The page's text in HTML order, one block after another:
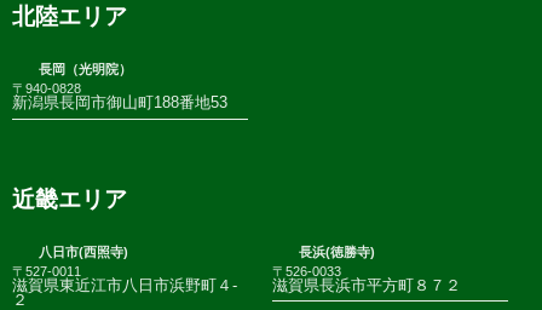
北陸エリア
長岡（光明院）
〒940-0828
新潟県長岡市御山町188番地53
近畿エリア
八日市(西照寺)
〒527-0011
滋賀県東近江市八日市浜野町４-
２
長浜(徳勝寺)
〒526-0033
滋賀県長浜市平方町８７２